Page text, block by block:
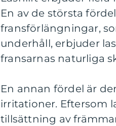
En av de största
fransförlängningar,
underhåll, erbjuder
fransarnas naturliga
En annan fördel är
irritationer. Eftersom
tillsättning av